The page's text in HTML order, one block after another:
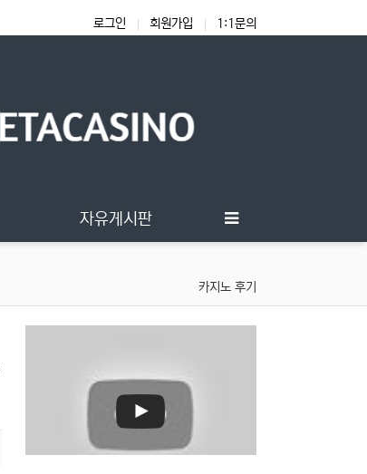
로그인 회원가입 1:1문의
자유게시판
카지노 후기